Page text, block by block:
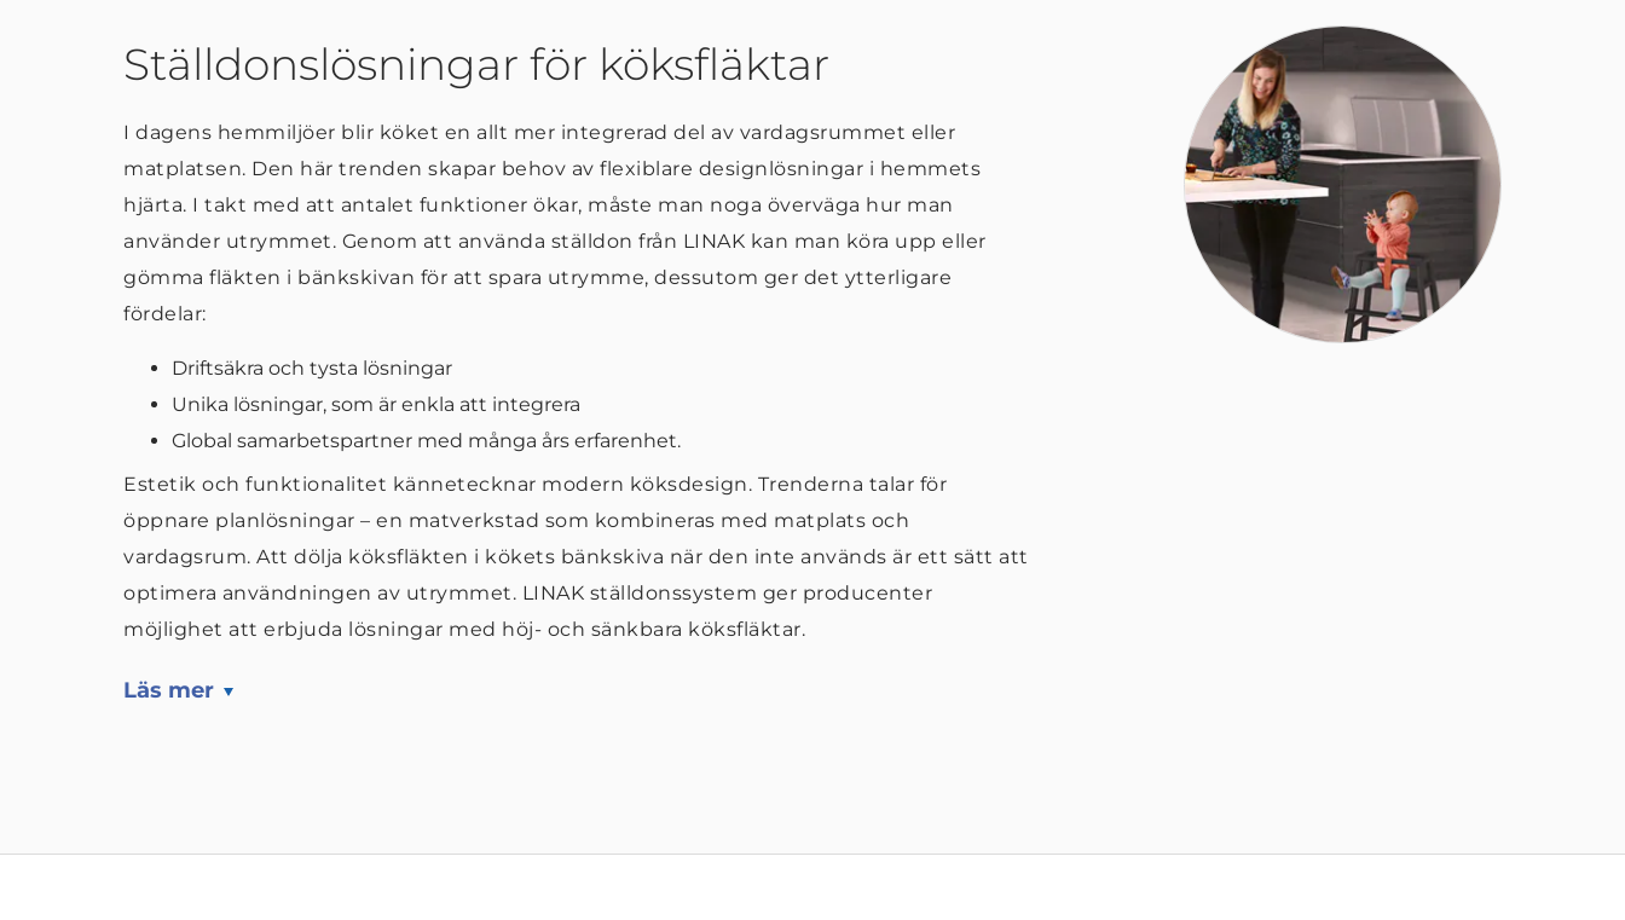
Ställdonslösningar för köksfläktar
I dagens hemmiljöer blir köket en allt mer integrerad del av vardagsrummet eller
matplatsen. Den här trenden skapar behov av flexiblare designlösningar i hemmets
hjärta. I takt med att antalet funktioner ökar, måste man noga överväga hur man
använder utrymmet. Genom att använda ställdon från LINAK kan man köra upp eller
gömma fläkten i bänkskivan för att spara utrymme, dessutom ger det ytterligare
fördelar:
Driftsäkra och tysta lösningar
Unika lösningar, som är enkla att integrera
Global samarbetspartner med många års erfarenhet.
Estetik och funktionalitet kännetecknar modern köksdesign. Trenderna talar för
öppnare planlösningar – en matverkstad som kombineras med matplats och
vardagsrum. Att dölja köksfläkten i kökets bänkskiva när den inte används är ett sätt att
optimera användningen av utrymmet. LINAK ställdonssystem ger producenter
möjlighet att erbjuda lösningar med höj- och sänkbara köksfläktar.
Läs mer